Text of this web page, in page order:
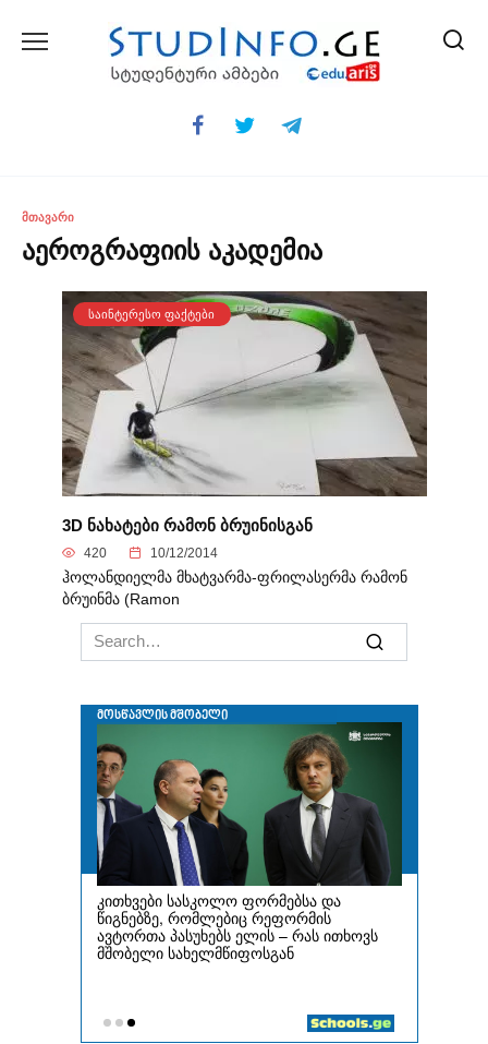
ᲛᲗᲐᲕᲐᲠᲘ
აეროგრაფიის აკადემია
ᲡᲐᲘᲜᲢᲔᲠᲔᲡᲝ ᲤᲐᲥᲢᲔᲑᲘ
3D ნახატები რამონ ბრუინისგან
420 10/12/2014
ჰოლანდიელმა მხატვარმა-ფრილასერმა რამონ
ბრუინმა (Ramon
Search
for: